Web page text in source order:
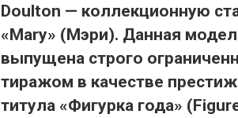
Doulton — коллекционную
«Mary» (Мэри). Данная
выпущена строго
тиражом в качестве
титула «Фигурка года»